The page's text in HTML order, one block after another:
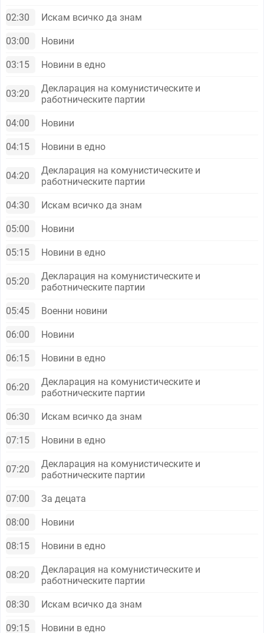
02:30 Искам всичко да знам
03:00 Новини
03:15 Новини в едно
03:20
Декларация на комунистическите и
работническите партии
04:00 Новини
04:15 Новини в едно
04:20
Декларация на комунистическите и
работническите партии
04:30 Искам всичко да знам
05:00 Новини
05:15 Новини в едно
05:20
Декларация на комунистическите и
работническите партии
05:45 Военни новини
06:00 Новини
06:15 Новини в едно
06:20
Декларация на комунистическите и
работническите партии
06:30 Искам всичко да знам
07:15 Новини в едно
07:20
Декларация на комунистическите и
работническите партии
07:00 За децата
08:00 Новини
08:15 Новини в едно
08:20
Декларация на комунистическите и
работническите партии
08:30 Искам всичко да знам
09:15 Новини в едно